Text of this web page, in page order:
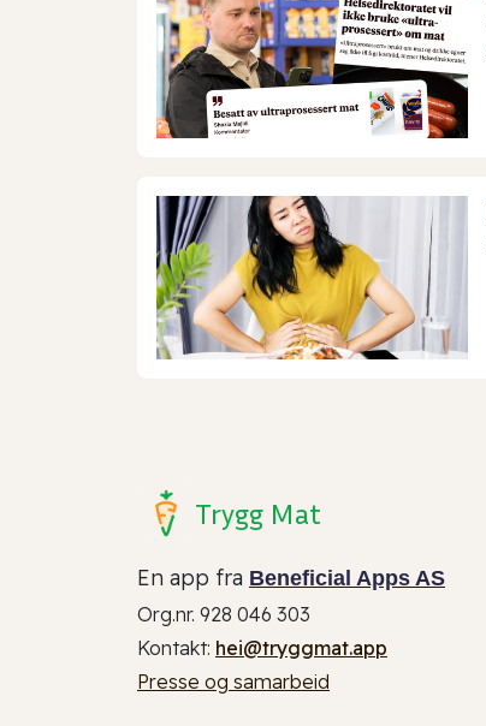
Trygg Mat
En app fra Beneficial Apps AS
Org.nr. 928 046 303
Kontakt: hei@tryggmat.app
Presse og samarbeid